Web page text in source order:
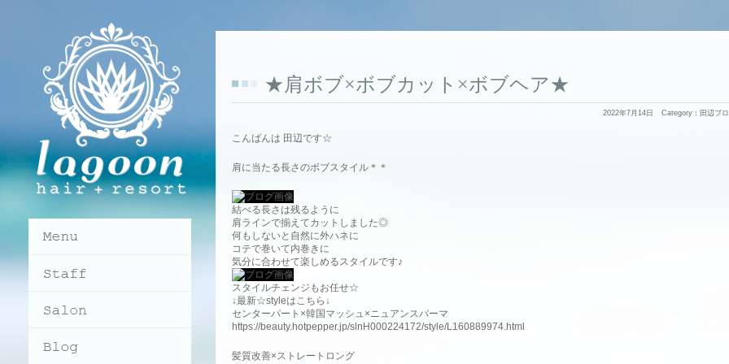
★肩ボブ×ボブカット×ボブヘア★
2022年7月14日 Category： 田辺ブ
こんばんは 田辺です☆
肩に当たる長さのボブスタイル＊＊
結べる長さは残るように
肩ラインで揃えてカットしました◎
何もしないと自然に外ハネに
コテで巻いて内巻きに
気分に合わせて楽しめるスタイルです♪
スタイルチェンジもお任せ☆
↓最新☆styleはこちら↓
センターパート×韓国マッシュ×ニュアンスパーマ
https://beauty.hotpepper.jp/slnH000224172/style/L160889974.html
髪質改善×ストレートロング